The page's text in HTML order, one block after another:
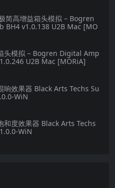
简高增益箱头模拟 – Bogren
BH4 v1.0.138 U2B Mac [MO
头模拟 – Bogren Digital Amp
U2B Mac [MORiA]
响效果器 Black Arts Techs Su
WiN
和度效果器 Black Arts Techs
WiN